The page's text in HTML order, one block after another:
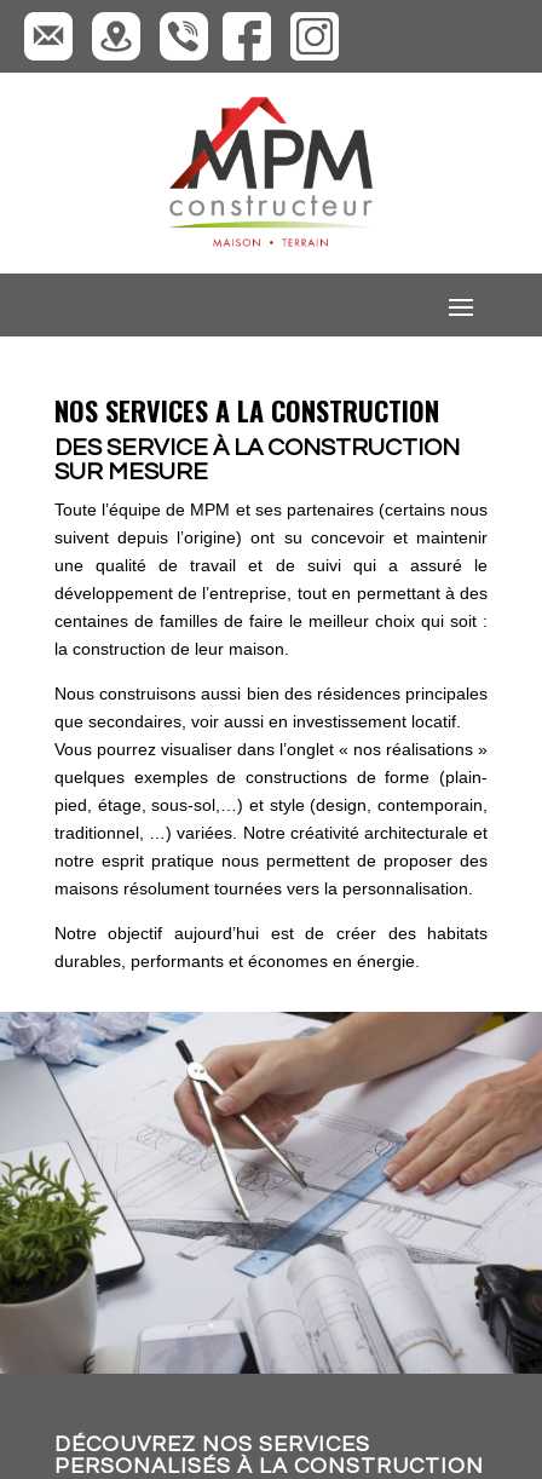
NOS SERVICES A LA CONSTRUCTION
DES SERVICE À LA CONSTRUCTION
SUR MESURE
Toute l’équipe de MPM et ses partenaires (certains nous
suivent depuis l’origine) ont su concevoir et maintenir
une qualité de travail et de suivi qui a assuré le
développement de l’entreprise, tout en permettant à des
centaines de familles de faire le meilleur choix qui soit :
la construction de leur maison.
Nous construisons aussi bien des résidences principales
que secondaires, voir aussi en investissement locatif.
Vous pourrez visualiser dans l’onglet « nos réalisations »
quelques exemples de constructions de forme (plain-
pied, étage, sous-sol,…) et style (design, contemporain,
traditionnel, …) variées. Notre créativité architecturale et
notre esprit pratique nous permettent de proposer des
maisons résolument tournées vers la personnalisation.
Notre objectif aujourd’hui est de créer des habitats
durables, performants et économes en énergie.
DÉCOUVREZ NOS SERVICES
PERSONALISÉS À LA CONSTRUCTION